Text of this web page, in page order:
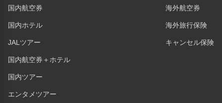
国内航空券
国内ホテル
JALツアー
国内航空券＋ホテル
国内ツアー
エンタメツアー
海外航空券
海外旅行保険
キャンセル保険